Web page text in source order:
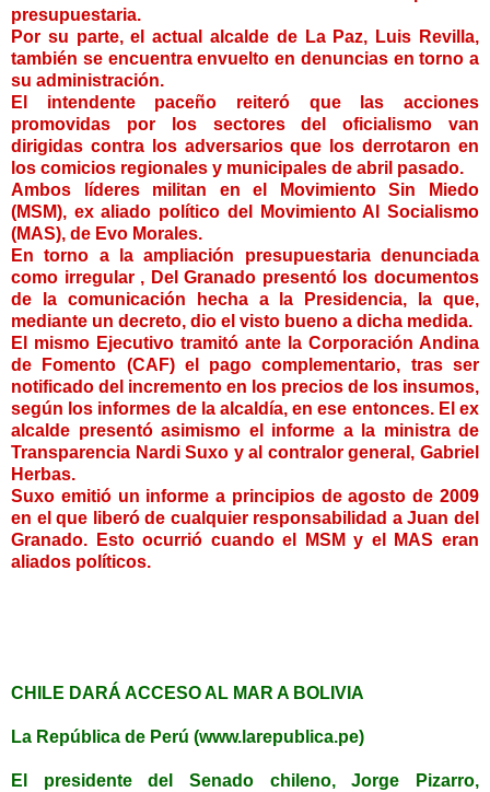
presupuestaria.
Por su parte, el actual alcalde de La Paz, Luis Revilla,
también se encuentra envuelto en denuncias en torno a
su administración.
El intendente paceño reiteró que las acciones
promovidas por los sectores del oficialismo van
dirigidas contra los adversarios que los derrotaron en
los comicios regionales y municipales de abril pasado.
Ambos líderes militan en el Movimiento Sin Miedo
(MSM), ex aliado político del Movimiento Al Socialismo
(MAS), de Evo Morales.
En torno a la ampliación presupuestaria denunciada
como irregular , Del Granado presentó los documentos
de la comunicación hecha a la Presidencia, la que,
mediante un decreto, dio el visto bueno a dicha medida.
El mismo Ejecutivo tramitó ante la Corporación Andina
de Fomento (CAF) el pago complementario, tras ser
notificado del incremento en los precios de los insumos,
según los informes de la alcaldía, en ese entonces. El ex
alcalde presentó asimismo el informe a la ministra de
Transparencia Nardi Suxo y al contralor general, Gabriel
Herbas.
Suxo emitió un informe a principios de agosto de 2009
en el que liberó de cualquier responsabilidad a Juan del
Granado. Esto ocurrió cuando el MSM y el MAS eran
aliados políticos.
CHILE DARÁ ACCESO AL MAR A BOLIVIA
La República de Perú (www.larepublica.pe)
El presidente del Senado chileno, Jorge Pizarro,